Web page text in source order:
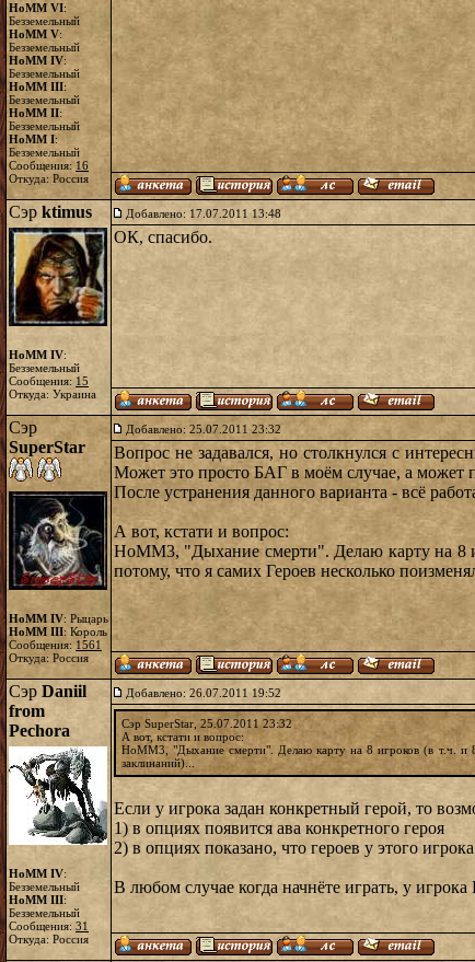
HoMM VI:
Безземельный
HoMM V:
Безземельный
HoMM IV:
Безземельный
HoMM III:
Безземельный
HoMM II:
Безземельный
HoMM I:
Безземельный
Сообщения: 16
Откуда: Россия
Сэр ktimus
HoMM IV:
Безземельный
Сообщения:15
Откуда: Украина
Добавлено: 17.07.2011 13:48
ОК, спасибо.
Сэр
SuperStar
HoMM IV: Рыцарь
HoMM III: Король
Сообщения: 1561
Откуда: Россия
Добавлено: 25.07.2011 23:32
Вопрос не задавался, но столкнулся с
Может это просто БАГ в моём случае, а может
После устранения данного варианта - всё
А вот, кстати и вопрос:
НоММ3, "Дыхание смерти". Делаю карту на 8
потому, что я самих Героев несколько
Сэр Daniil
from
Pechora
HoMM IV:
Безземельный
HoMM III:
Безземельный
Сообщения: 31
Откуда: Россия
Добавлено: 26.07.2011 19:52
Сэр SuperStar, 25.07.2011 23:32
А вот, кстати и вопрос:
НоММ3, "Дыхание смерти". Делаю карту на 8 игроков (в т.ч. и 8
заклинаний)...
Если у игрока задан конкретный герой, то
1) в опциях появится ава конкретного героя
2) в опциях показано, что героев у этого
В любом случае когда начнёте играть, у